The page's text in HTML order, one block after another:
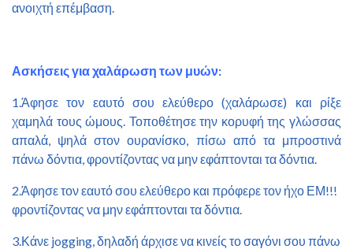
ανοιχτή επέμβαση.
Ασκήσεις για χαλάρωση των μυών:
1.Άφησε τον εαυτό σου ελεύθερο (χαλάρωσε) και ρίξε
χαμηλά τους ώμους. Τοποθέτησε την κορυφή της γλώσσας
απαλά, ψηλά στον ουρανίσκο, πίσω από τα μπροστινά
πάνω δόντια, φροντίζοντας να μην εφάπτονται τα δόντια.
2.Άφησε τον εαυτό σου ελεύθερο και πρόφερε τον ήχο ΕΜ!!!
φροντίζοντας να μην εφάπτονται τα δόντια.
3.Κάνε jogging, δηλαδή άρχισε να κινείς το σαγόνι σου πάνω